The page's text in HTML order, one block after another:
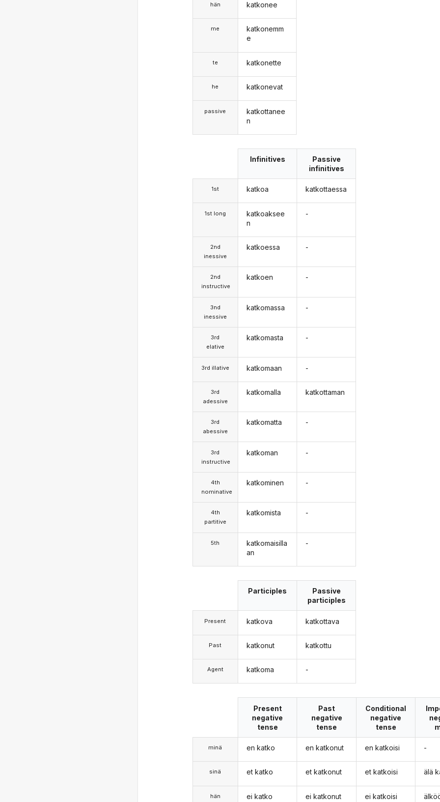
hän
me
te
he
passive
katkonee
katkonemm
e
katkonette
katkonevat
katkottanee
n
1st
1st long
2nd
inessive
2nd
instructive
3nd
inessive
3rd
elative
3rd illative
3rd
adessive
3rd
abessive
3rd
instructive
4th
nominative
4th
partitive
5th
Infinitives
katkoa
katkoaksee
n
katkoessa
katkoen
katkomassa
katkomasta
katkomaan
katkomalla
katkomatta
katkoman
katkominen
katkomista
katkomaisilla
an
Passive
infinitives
katkottaessa
-
-
-
-
-
-
katkottaman
-
-
-
-
-
Present
Past
Agent
Participles
katkova
katkonut
katkoma
Passive
participles
katkottava
katkottu
-
minä
sinä
hän
Present
negative
tense
en katko
et katko
ei katko
Past
negative
tense
en katkonut
et katkonut
ei katkonut
Conditional
negative
tense
en katkoisi
et katkoisi
ei katkoisi
-
älä